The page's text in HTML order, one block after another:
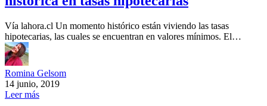
Vía lahora.cl Un momento histórico están viviendo las tasas
hipotecarias, las cuales se encuentran en valores mínimos. El…
Romina Gelsom
14 junio, 2019
Leer más